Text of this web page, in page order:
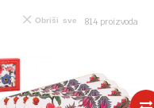
814 proizvoda
Obriši sve